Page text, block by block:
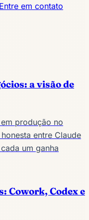
Entre em contato
a visão de
produção no
entre Claude
um ganha
Cowork, Codex e